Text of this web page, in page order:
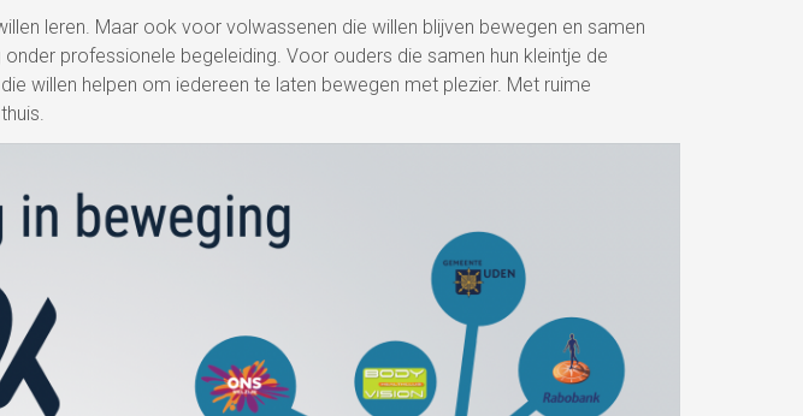
leren. Maar ook voor volwassenen die willen blijven bewegen en samen
professionele begeleiding. Voor ouders die samen hun kleintje de
willen helpen om iedereen te laten bewegen met plezier. Met ruime